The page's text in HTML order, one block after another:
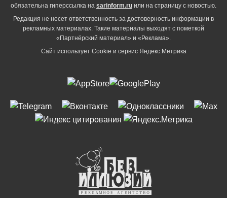
обязательна гиперссылка на sarinform.ru или на страницу с новостью.
Редакция не несет ответственность за достоверность информации в
рекламных материалах. Такие материалы выходят с пометкой
«Партнёрский материал» и «Реклама».
Сайт использует Cookie и сервиc Яндекс.Метрика